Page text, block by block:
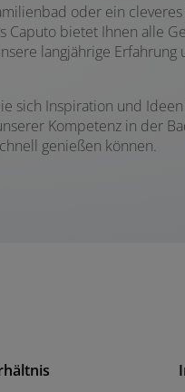
oder ein
bietet Ihnen alle
langjährige
sich Inspiration und Ideen
Kompetenz in der
genießen können.